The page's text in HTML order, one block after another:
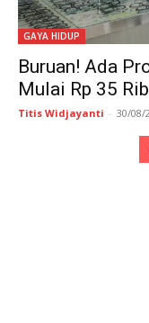
GAYA HIDUP
Buruan! Ada
Mulai Rp 35
Titis Widjayanti - 30/08/